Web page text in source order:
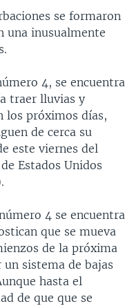
se formaron
una inusualmente
4, se encuentra
traer lluvias y
los próximos días,
de cerca su
este viernes del
Estados Unidos
4 se encuentra
que se mueva
de la próxima
sistema de bajas
hasta el
de que que se